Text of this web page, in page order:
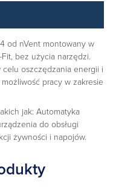
od nVent montowany w
bez użycia narzędzi.
oszczędzania energii i
pracy w zakresie
jak: Automatyka
do obsługi
żywności i napojów.